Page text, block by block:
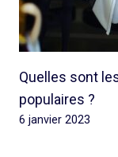
Quelles sont
populaires ?
6 janvier 2023